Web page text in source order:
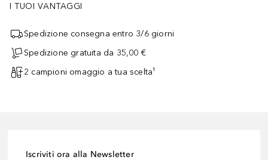
I TUOI VANTAGGI
Spedizione consegna entro 3/6 giorni
Spedizione gratuita da 35,00 €
2 campioni omaggio a tua scelta¹
Iscriviti ora alla Newsletter